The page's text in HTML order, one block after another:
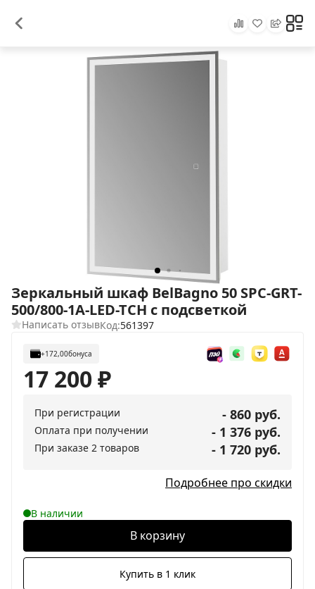
Зеркальный шкаф BelBagno 50 SPC-GRT-
500/800-1A-LED-TCH с подсветкой
Написать отзывКод:561397
+172,00бонуса
17 200₽
При регистрации - 860 руб.
Оплата при получении - 1 376 руб.
При заказе 2 товаров - 1 720 руб.
Подробнее про скидки
В наличии
В корзину
Купить в 1 клик